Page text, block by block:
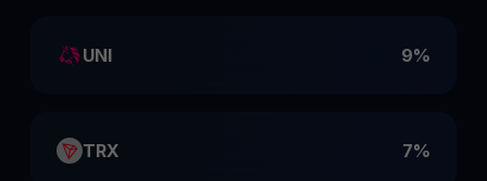
UNI 9%
TRX 7%